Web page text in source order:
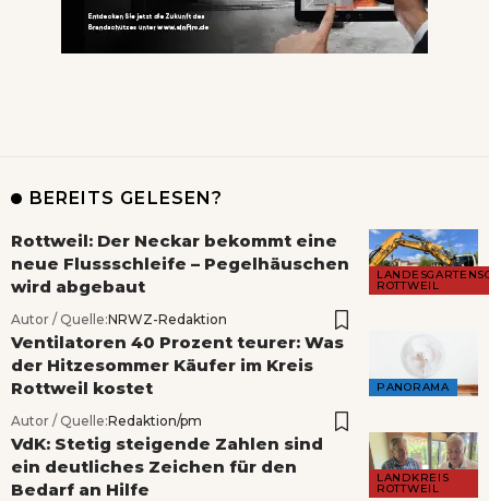
BEREITS GELESEN?
ROTTWEIL
Rottweil: Der Neckar bekommt eine
neue Flussschleife – Pegelhäuschen
wird abgebaut
Autor / Quelle:NRWZ-Redaktion
PANORAMA
Ventilatoren 40 Prozent teurer: Was
der Hitzesommer Käufer im Kreis
Rottweil kostet
Autor / Quelle:Redaktion/pm
LANDKREIS
ROTTWEIL
VdK: Stetig steigende Zahlen sind
ein deutliches Zeichen für den
Bedarf an Hilfe